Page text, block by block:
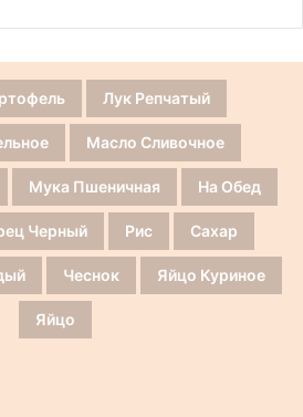
Лук Репчатый
Масло Сливочное
Мука Пшеничная На Обед
Черный Рис Сахар
Чеснок Яйцо Куриное
Яйцо